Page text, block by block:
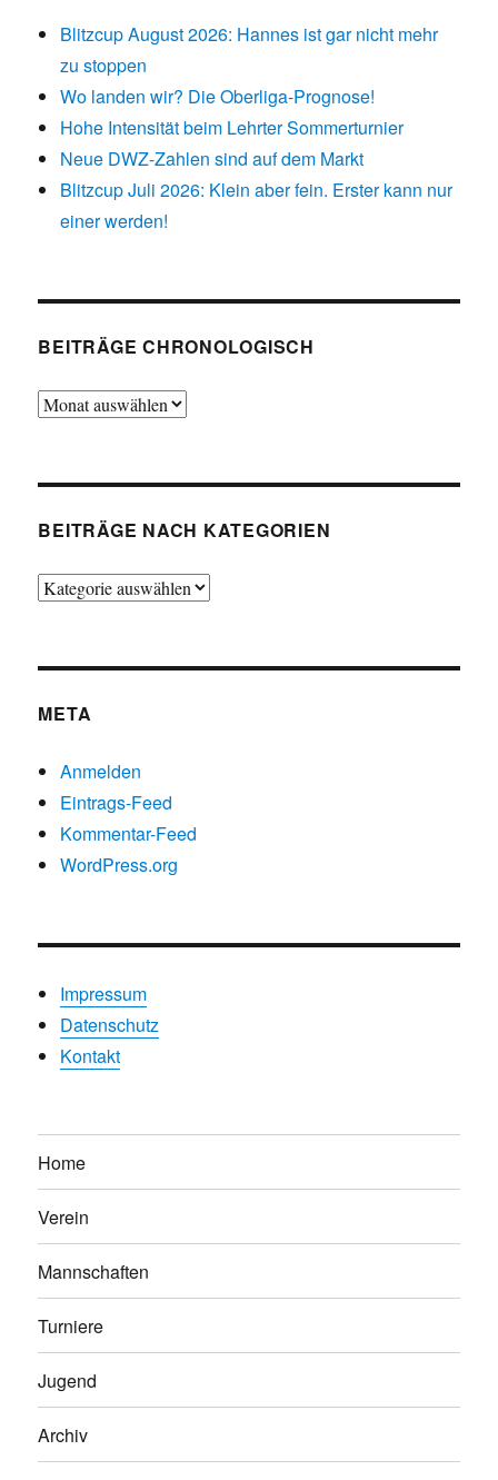
Blitzcup August 2026: Hannes ist gar nicht mehr
zu stoppen
Wo landen wir? Die Oberliga-Prognose!
Hohe Intensität beim Lehrter Sommerturnier
Neue DWZ-Zahlen sind auf dem Markt
Blitzcup Juli 2026: Klein aber fein. Erster kann nur
einer werden!
BEITRÄGE CHRONOLOGISCH
Beiträge
BEITRÄGE NACH KATEGORIEN
Beiträge
META
Anmelden
Eintrags-Feed
Kommentar-Feed
WordPress.org
Impressum
Datenschutz
Kontakt
Home
Verein
Mannschaften
Turniere
Jugend
Archiv